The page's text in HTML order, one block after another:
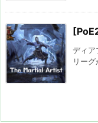
ディア
リー